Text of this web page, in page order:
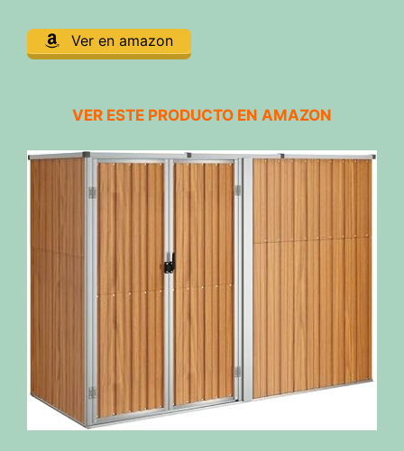
Ver en amazon
VER ESTE PRODUCTO EN AMAZON